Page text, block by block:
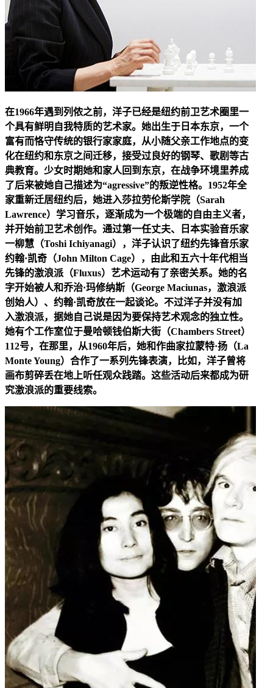
在1966年遇到列侬之前，洋子已经是纽约前卫艺术圈里一
个具有鲜明自我特质的艺术家。她出生于日本东京，一个
富有而恪守传统的银行家家庭，从小随父亲工作地点的变
化在纽约和东京之间迁移，接受过良好的钢琴、歌剧等古
典教育。少女时期她和家人回到东京，在战争环境里养成
了后来被她自己描述为“agressive”的叛逆性格。1952年全
家重新迁居纽约后，她进入莎拉劳伦斯学院（Sarah
Lawrence）学习音乐，逐渐成为一个极端的自由主义者，
并开始前卫艺术创作。通过第一任丈夫、日本实验音乐家
一柳慧（Toshi Ichiyanagi），洋子认识了纽约先锋音乐家
约翰·凯奇（John Milton Cage），由此和五六十年代相当
先锋的激浪派（Fluxus）艺术运动有了亲密关系。她的名
字开始被人和乔治·玛修纳斯（George Maciunas，激浪派
创始人）、约翰·凯奇放在一起谈论。不过洋子并没有加
入激浪派，据她自己说是因为要保持艺术观念的独立性。
她有个工作室位于曼哈顿钱伯斯大街（Chambers Street）
112号，在那里，从1960年后，她和作曲家拉蒙特·扬（La
Monte Young）合作了一系列先锋表演，比如，洋子曾将
画布剪碎丢在地上听任观众践踏。这些活动后来都成为研
究激浪派的重要线索。